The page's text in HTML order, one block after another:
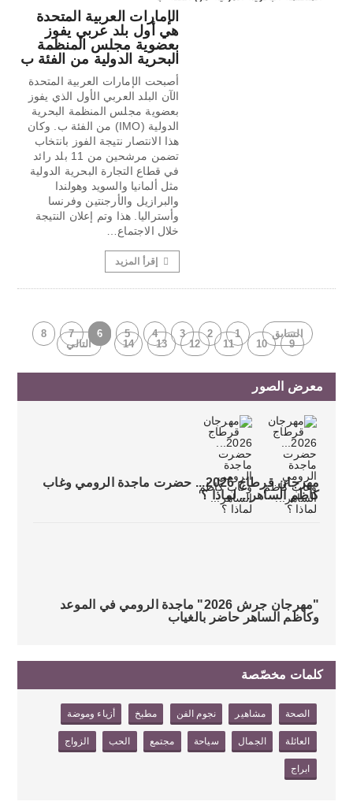
الإمارات العربية المتحدة
هي أول بلد عربي يفوز
بعضوية مجلس المنظمة
البحرية الدولية من الفئة ب
أصبحت الإمارات العربية المتحدة
الآن البلد العربي الأول الذي يفوز
بعضوية مجلس المنظمة البحرية
الدولية (IMO) من الفئة ب. وكان
هذا الانتصار نتيجة الفوز بانتخاب
تضمن مرشحين من 11 بلد رائد
في قطاع التجارة البحرية الدولية
مثل ألمانيا والسويد وهولندا
والبرازيل والأرجنتين وفرنسا
وأستراليا. هذا وتم إعلان النتيجة
خلال الاجتماع…
إقرأ المزيد
السابق 1
2
3
4
5
6
7
8
9
10
11
12
13
14 التالي
معرض الصور
مهرجان قرطاج 2026... حضرت ماجدة الرومي وغاب
كاظم الساهر... لماذا ؟
"مهرجان جرش 2026" ماجدة الرومي في الموعد
وكاظم الساهر حاضر بالغياب
كلمات مخصّصة
الصحة مشاهير نجوم الفن مطبخ أزياء وموضة
العائلة الجمال سياحة مجتمع الحب الزواج
ابراج